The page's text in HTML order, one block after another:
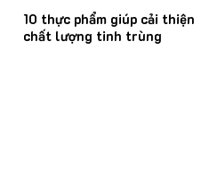
10 thực phẩm giúp cải thiện
chất lượng tinh trùng